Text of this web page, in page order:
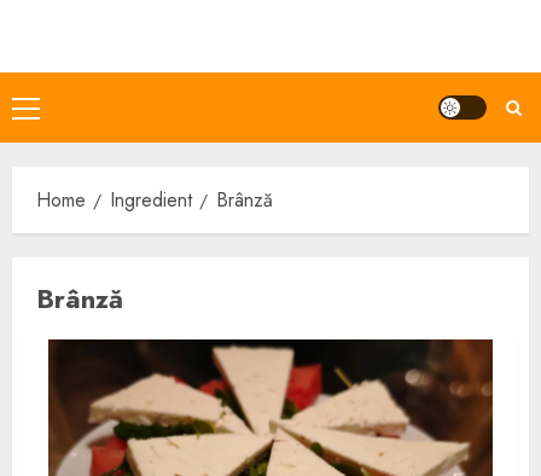
content
Primary
Menu
Home Ingredient Brânză
Brânză